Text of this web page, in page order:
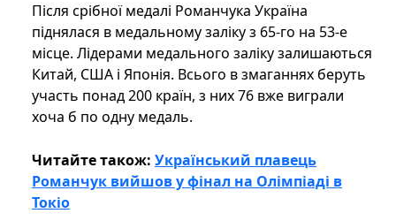
Після срібної медалі Романчука Україна
піднялася в медальному заліку з 65-го на 53-е
місце. Лідерами медального заліку залишаються
Китай, США і Японія. Всього в змаганнях беруть
участь понад 200 країн, з них 76 вже виграли
хоча б по одну медаль.
Читайте також: Український плавець
Романчук вийшов у фінал на Олімпіаді в
Токіо